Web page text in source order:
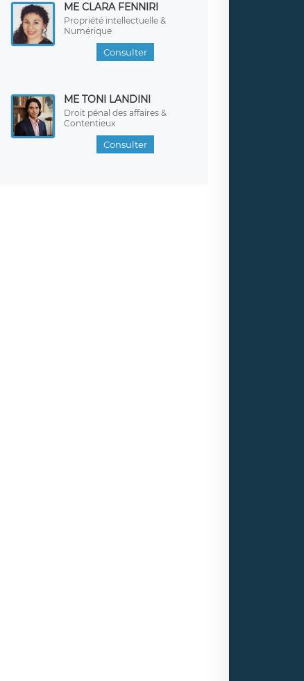
ME CLARA FENNIRI
Propriété intellectuelle &
Numérique
Consulter
ME TONI LANDINI
Droit pénal des affaires &
Contentieux
Consulter